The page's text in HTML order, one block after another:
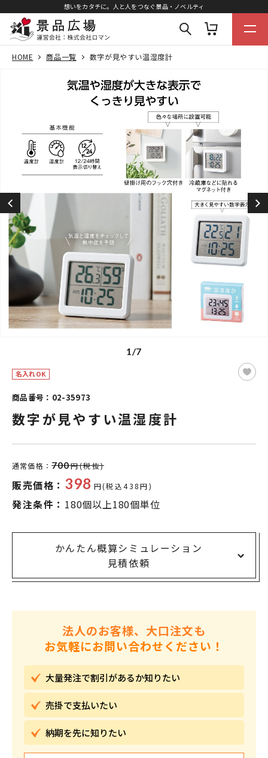
想いをカタチに。人と人をつなぐ景品・ノベルティ
HOME 商品一覧 数字が見やすい温湿度計
1/7
名入れOK
商品番号：02-35973
数字が見やすい温湿度計
通常価格： 700円(税抜)
販売価格： 398 円(税込438円)
発注条件： 180個以上180個単位
かんたん概算シミュレーション
見積依頼
法人のお客様、大口注文も
お気軽にお問い合わせください！
大量発注で割引があるか知りたい
売掛で支払いたい
納期を先に知りたい